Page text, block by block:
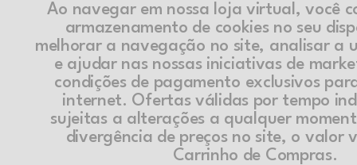
Ao navegar em nossa loja virtual, você
armazenamento de cookies no seu
melhorar a navegação no site, analisar a
e ajudar nas nossas iniciativas de
condições de pagamento exclusivos
internet. Ofertas válidas por tempo
sujeitas a alterações a qualquer
divergência de preços no site, o valor
Carrinho de Compras.